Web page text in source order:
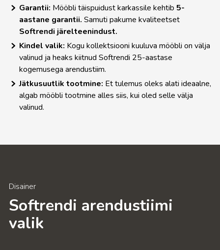
Garantii: Mööbli täispuidust karkassile kehtib 5-
aastane garantii. Samuti pakume kvaliteetset
Softrendi järelteenindust.
Kindel valik: Kogu kollektsiooni kuuluva mööbli on välja
valinud ja heaks kiitnud Softrendi 25-aastase
kogemusega arendustiim.
Jätkusuutlik tootmine: Et tulemus oleks alati ideaalne,
algab mööbli tootmine alles siis, kui oled selle välja
valinud.
Disainer
Softrendi arendustiimi
valik